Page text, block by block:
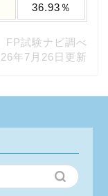
36.93％
FP試験ナビ調べ
年7月26日更新